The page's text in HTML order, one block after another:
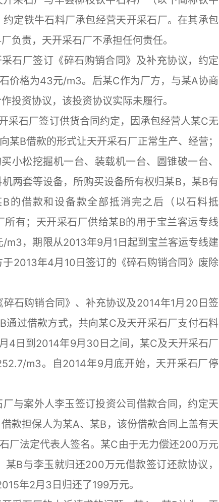
定铁牛石料厂承包经营天开采石厂。在其承包
负责，天开采石厂不承担任何责任。
厂签订《碎石购销合同》及补充协议，约定
价格为43元/m3。后某C作为厂方，与某A协商
投资协议，该投资协议实际未履行。
石厂签订供货合同约定，因承包经营人某C无
某B借款的形式让天开采石厂正常生产、经营；
小松挖掘机一台、装载机一台、圆锥破一台、
两套等设备，所购买设备所有权归某B，某B有
的借款和设备款全部抵消完之后（以石料抵
有；天开采石厂供给某B的用于宝兰客运专线
m3，期限从2013年9月1日起到宝兰客运专线建
2013年4月10日签订的《碎石购销合同》废除
购销合同》、补充协议及2014年1月20日签
通过借款方式，共向某C及天开采石厂支付石料
4日到2014年9月30日之间，某C及天开采石厂
m3。自2014年9月底开始，天开采石厂停
案外人李玉签订投资公司借款合同，约定天
款担保人为某A、某B，该份借款合同上盖有天
厂法定代表人签名。某C由于无力偿还200万元
B与李玉就归还200万元借款签订还款协议，
年2月3日归还了199万元。